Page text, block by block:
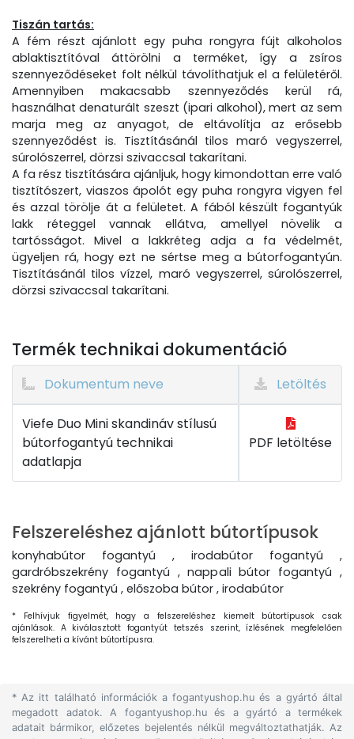
Tiszán tartás:
A fém részt ajánlott egy puha rongyra fújt alkoholos
ablaktisztítóval áttörölni a terméket, így a zsíros
szennyeződéseket folt nélkül távolíthatjuk el a felületéről.
Amennyiben makacsabb szennyeződés kerül rá,
használhat denaturált szeszt (ipari alkohol), mert az sem
marja meg az anyagot, de eltávolítja az erősebb
szennyeződést is. Tisztításánál tilos maró vegyszerrel,
súrolószerrel, dörzsi szivaccsal takarítani.
A fa rész tisztítására ajánljuk, hogy kimondottan erre való
tisztítószert, viaszos ápolót egy puha rongyra vigyen fel
és azzal törölje át a felületet. A fából készült fogantyúk
lakk réteggel vannak ellátva, amellyel növelik a
tartósságot. Mivel a lakkréteg adja a fa védelmét,
ügyeljen rá, hogy ezt ne sértse meg a bútorfogantyún.
Tisztításánál tilos vízzel, maró vegyszerrel, súrolószerrel,
dörzsi szivaccsal takarítani.
Termék technikai dokumentáció
Dokumentum neve Letöltés
Viefe Duo Mini skandináv stílusú
bútorfogantyú technikai
adatlapja
PDF letöltése
Felszereléshez ajánlott bútortípusok
konyhabútor fogantyú , irodabútor fogantyú ,
gardróbszekrény fogantyú , nappali bútor fogantyú ,
szekrény fogantyú , előszoba bútor , irodabútor
* Felhívjuk figyelmét, hogy a felszereléshez kiemelt bútortípusok csak
ajánlások. A kiválasztott fogantyút tetszés szerint, ízlésének megfelelően
felszerelheti a kívánt bútortípusra.
* Az itt található információk a fogantyushop.hu és a gyártó által
megadott adatok. A fogantyushop.hu és a gyártó a termékek
adatait bármikor, előzetes bejelentés nélkül megváltoztathatják. Az